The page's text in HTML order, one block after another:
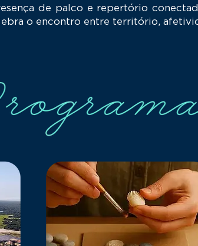
de palco e repertório
o encontro entre território,